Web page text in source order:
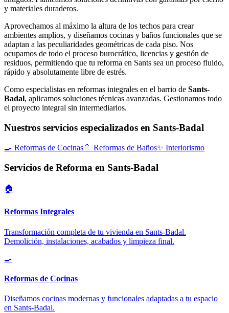
y materiales duraderos.
Aprovechamos al máximo la altura de los techos para crear
ambientes amplios, y diseñamos cocinas y baños funcionales que se
adaptan a las peculiaridades geométricas de cada piso. Nos
ocupamos de todo el proceso burocrático, licencias y gestión de
residuos, permitiendo que tu reforma en Sants sea un proceso fluido,
rápido y absolutamente libre de estrés.
Como especialistas en reformas integrales en el barrio de Sants-
Badal, aplicamos soluciones técnicas avanzadas. Gestionamos todo
el proyecto integral sin intermediarios.
Nuestros servicios especializados en Sants-Badal
🍳 Reformas de Cocinas🚿 Reformas de Baños✨ Interiorismo
Servicios de Reforma en Sants-Badal
🏠
Reformas Integrales
Transformación completa de tu vivienda en Sants-Badal.
Demolición, instalaciones, acabados y limpieza final.
🍳
Reformas de Cocinas
Diseñamos cocinas modernas y funcionales adaptadas a tu espacio
en Sants-Badal.